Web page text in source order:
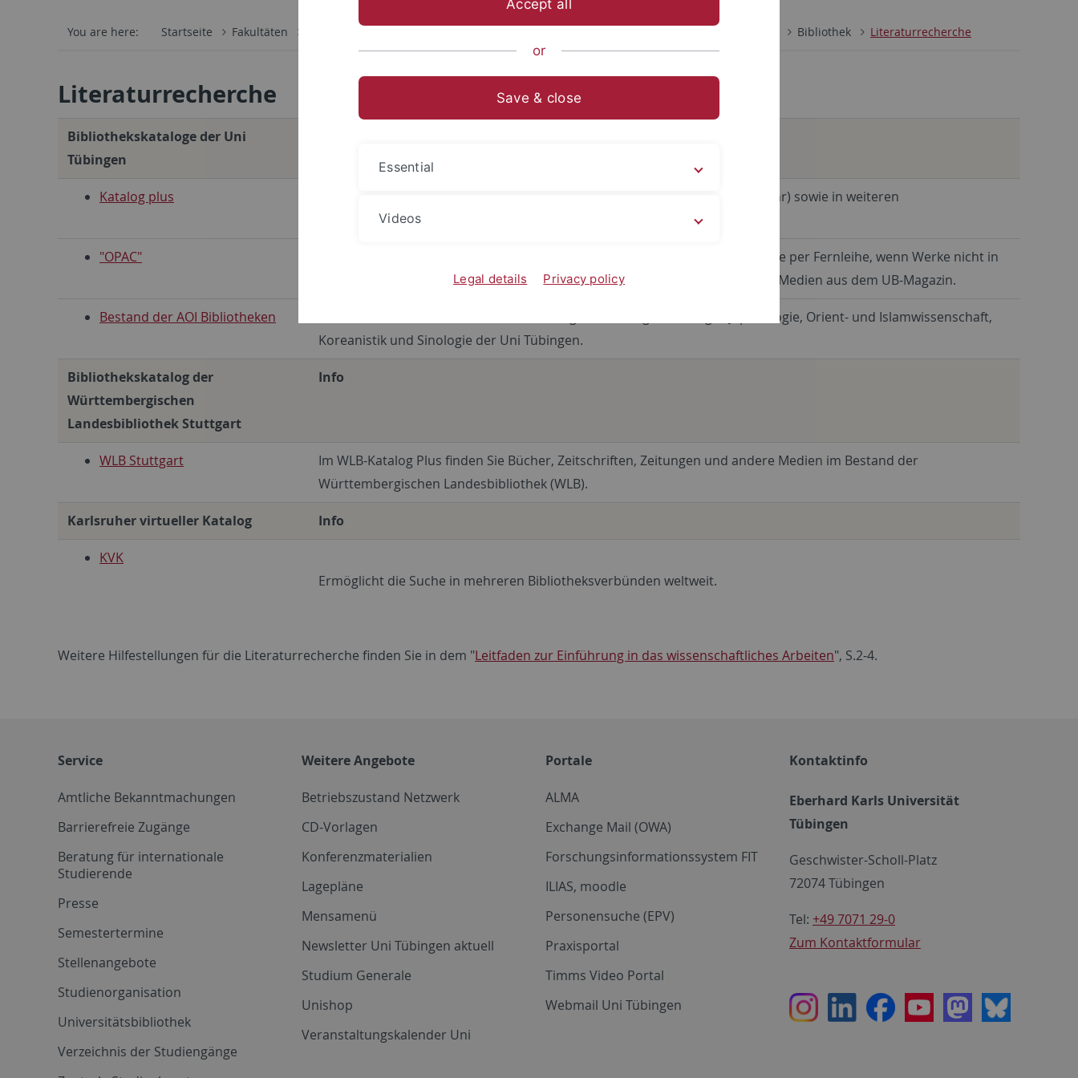
You are here: Startseite Fakultäten Bibliothek Literaturrecherche
Literaturrecherche
Bibliothekskataloge der Uni
Tübingen
Katalog plus
Suche in wissenschaftlichen Bibliotheksbeständen Tübingens (Bücher & mehr) sowie in weiteren
Literaturnachweisen (Artikel & mehr)
"OPAC"
Ebenfalls Suche in wissenschaftlichen Bibliotheksbeständen Tübingens, sowie per Fernleihe, wenn Werke nicht in
Tübingen vorhanden sind. Außerdem gibt es hier die Bestellmöglichkeit von Medien aus dem UB-Magazin.
Bestand der AOI Bibliotheken
Hier finden Sie nur Bestände der Abteilungen Ethnologie, Indologie, Japanologie, Orient- und Islamwissenschaft,
Koreanistik und Sinologie der Uni Tübingen.
Bibliothekskatalog der
Württembergischen
Landesbibliothek Stuttgart
Info
WLB Stuttgart
Im WLB-Katalog Plus finden Sie Bücher, Zeitschriften, Zeitungen und andere Medien im Bestand der
Württembergischen Landesbibliothek (WLB).
Karlsruher virtueller Katalog Info
KVK
Ermöglicht die Suche in mehreren Bibliotheksverbünden weltweit.
Weitere Hilfestellungen für die Literaturrecherche finden Sie in dem "Leitfaden zur Einführung in das wissenschaftliches Arbeiten", S.2-4.
Service
Amtliche Bekanntmachungen
Barrierefreie Zugänge
Beratung für internationale
Studierende
Presse
Semestertermine
Stellenangebote
Studienorganisation
Universitätsbibliothek
Verzeichnis der Studiengänge
Weitere Angebote
Betriebszustand Netzwerk
CD-Vorlagen
Konferenzmaterialien
Lagepläne
Mensamenü
Newsletter Uni Tübingen aktuell
Studium Generale
Unishop
Veranstaltungskalender Uni
Portale
ALMA
Exchange Mail (OWA)
Forschungsinformationssystem FIT
ILIAS, moodle
Personensuche (EPV)
Praxisportal
Timms Video Portal
Webmail Uni Tübingen
Kontaktinfo
Eberhard Karls Universität
Tübingen
Geschwister-Scholl-Platz
72074 Tübingen
Tel: +49 7071 29-0
Zum Kontaktformular
InstagramLinkedInFacebookYoutubeMastodon
Bluesky
Accept all
or
Save & close
Essential
Videos
Legal details Privacy policy